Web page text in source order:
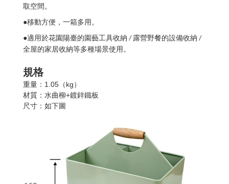
取空間。
●移動方便，一箱多用。
●適用於花園陽臺的園藝工具收納 / 露營野餐的設備收納 /
全屋的家居收納等多種場景使用。
規格
重量 ： 1.05（kg）
材質 ：水曲柳+鍍鋅鐵板
尺寸 ：如下圖